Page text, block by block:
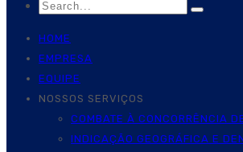
HOME
EMPRESA
EQUIPE
NOSSOS SERVIÇOS
COMBATE À CONCORRÊNCIA
INDICAÇÃO GEOGRÁFICA E